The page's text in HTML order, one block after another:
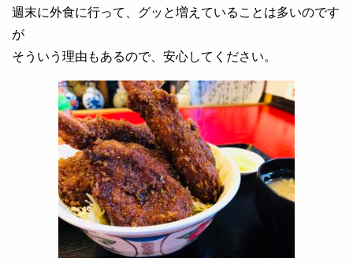
週末に外食に行って、グッと増えていることは多いのです
が
そういう理由もあるので、安心してください。